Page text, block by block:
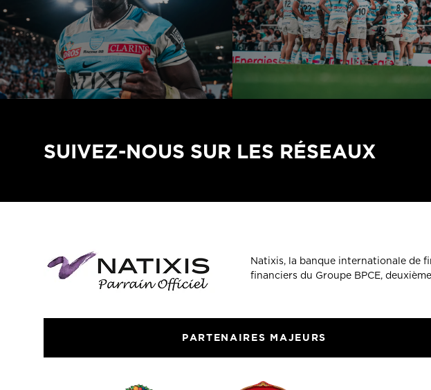
SUIVEZ-NOUS SUR LES RÉSEAUX
Natixis, la banque internationale de
financiers du Groupe BPCE,
PARTENAIRES MAJEURS